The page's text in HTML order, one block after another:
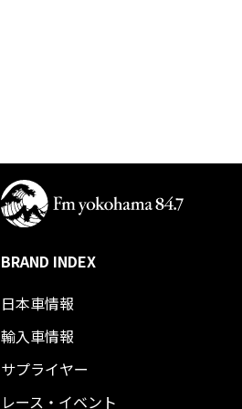
BRAND INDEX
日本車情報​
輸入車情報
サプライヤー
レース・イベント